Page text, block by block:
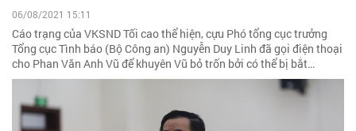
06/08/2021 15:11
Cáo trạng của VKSND Tối cao thể hiện, cựu Phó tổng cục trưởng
Tổng cục Tình báo (Bộ Công an) Nguyễn Duy Linh đã gọi điện thoại
cho Phan Văn Anh Vũ để khuyên Vũ bỏ trốn bởi có thể bị bắt…